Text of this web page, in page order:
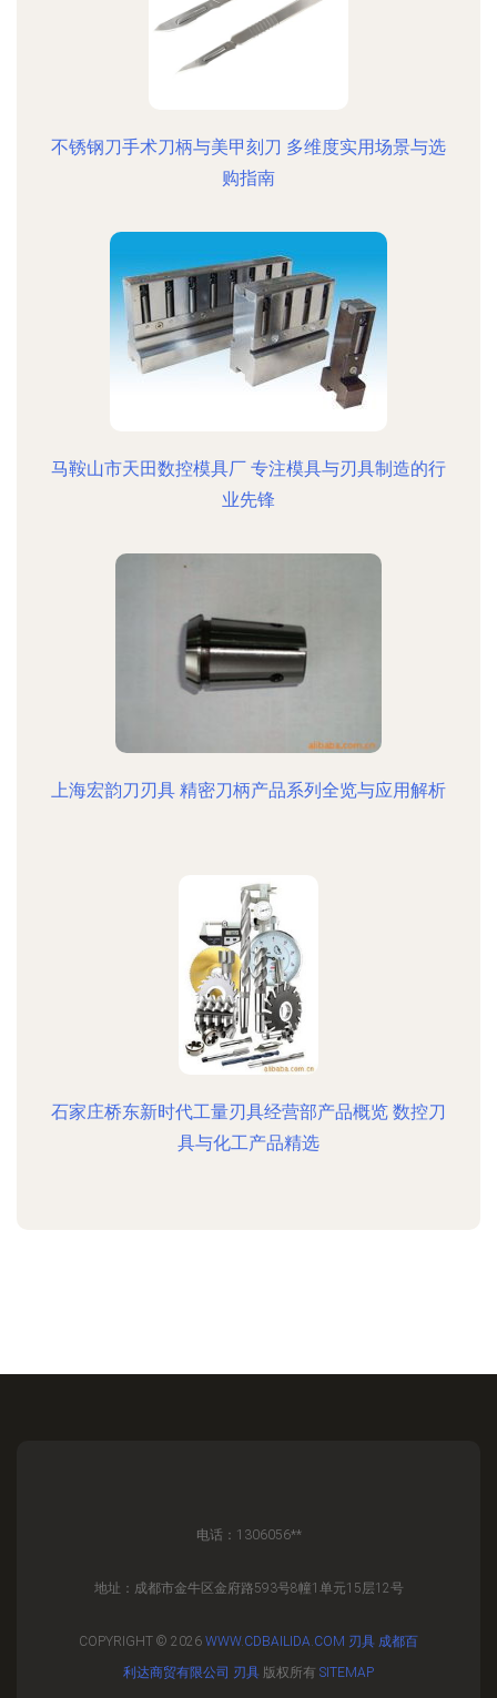
不锈钢刀手术刀柄与美甲刻刀 多维度实用场景与选
购指南
马鞍山市天田数控模具厂 专注模具与刃具制造的行
业先锋
上海宏韵刀刃具 精密刀柄产品系列全览与应用解析
石家庄桥东新时代工量刃具经营部产品概览 数控刀
具与化工产品精选
电话：1306056**
地址：成都市金牛区金府路593号8幢1单元15层12号
COPYRIGHT © 2026 WWW.CDBAILIDA.COM 刃具 成都百
利达商贸有限公司 刃具 版权所有 SITEMAP